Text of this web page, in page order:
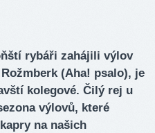
rybáři zahájili výlov
(Aha! psalo), je
kolegové. Čilý rej u
výlovů, které
na našich